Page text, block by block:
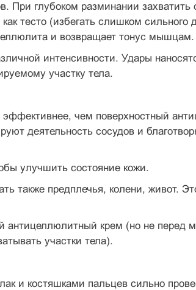
При глубоком разминании
тесто (избегать слишком
и возвращает тонус мышцам.
интенсивности. Удары
участку тела.
чем поверхностный
деятельность сосудов и
улучшить состояние кожи.
также предплечья, колени, живот.
крем (но не перед
участки тела).
и костяшками пальцев сильно